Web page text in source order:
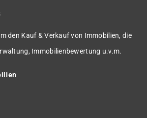
den Kauf & Verkauf von Immobilien, die
Immobilienbewertung u.v.m.